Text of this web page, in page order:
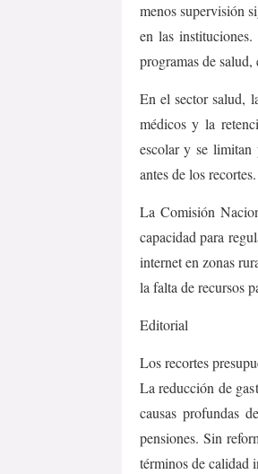
menos supervisión
en las
programas de
En el sector salud,
médicos y la
escolar y se limitan
antes de los recortes.
La Comisión
capacidad para
internet en zonas
la falta de recursos
Editorial
Los recortes
La reducción de
causas profundas
pensiones. Sin
términos de calidad